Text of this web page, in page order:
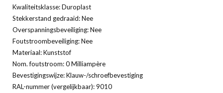
Kwaliteitsklasse: Duroplast
Stekkerstand gedraaid: Nee
Overspanningsbeveiliging: Nee
Foutstroombeveiliging: Nee
Materiaal: Kunststof
Nom. foutstroom: 0 Milliampère
Bevestigingswijze: Klauw-/schroefbevestiging
RAL-nummer (vergelijkbaar): 9010